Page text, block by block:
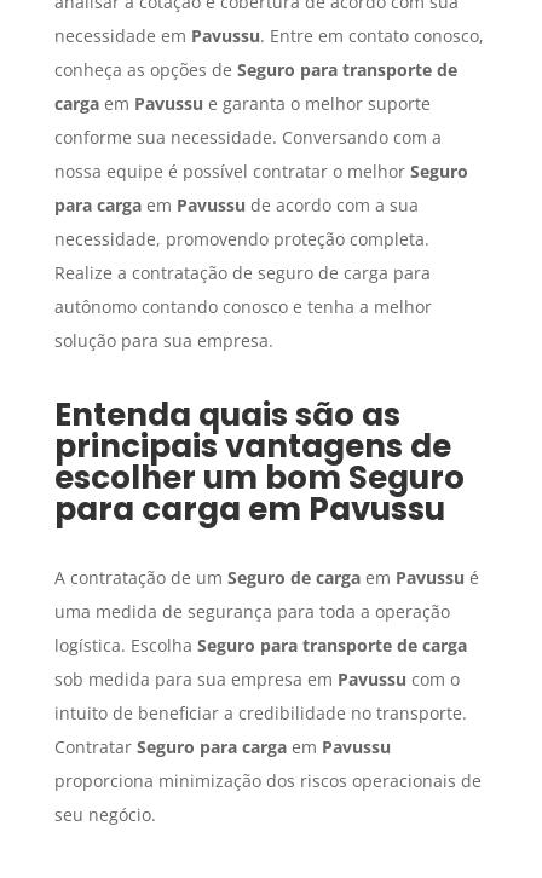
necessidade em Pavussu. Entre em contato conosco,
conheça as opções de Seguro para transporte de
cargaem Pavussu e garanta o melhor suporte
conforme sua necessidade. Conversando com a
nossa equipe é possível contratar o melhor Seguro
para cargaem Pavussu de acordo com a sua
necessidade, promovendo proteção completa.
Realize a contratação de seguro de carga para
autônomo contando conosco e tenha a melhor
solução para sua empresa.
Entenda quais são as
principais vantagens de
escolher um bomSeguro
para carga em Pavussu
A contratação de um Seguro de cargaem Pavussu é
uma medida de segurança para toda a operação
logística. Escolha Seguro para transporte de carga
sob medida para sua empresa em Pavussu com o
intuito de beneficiar a credibilidade no transporte.
Contratar Seguro para cargaem Pavussu
proporciona minimização dos riscos operacionais de
seu negócio.